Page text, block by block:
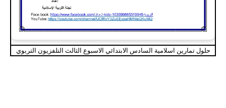
حلول تمارين اسلامية السادس الابتدائي الاسبوع الثالث التلفزيون التربوي